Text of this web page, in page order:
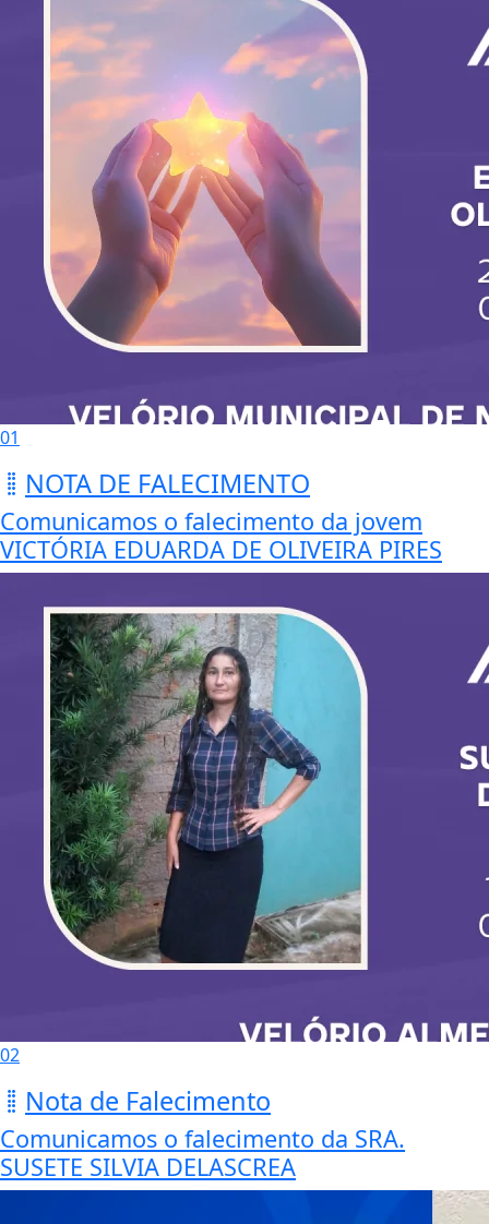
01
NOTA DE FALECIMENTO
Comunicamos o falecimento da jovem
VICTÓRIA EDUARDA DE OLIVEIRA PIRES
02
Nota de Falecimento
Comunicamos o falecimento da SRA.
SUSETE SILVIA DELASCREA